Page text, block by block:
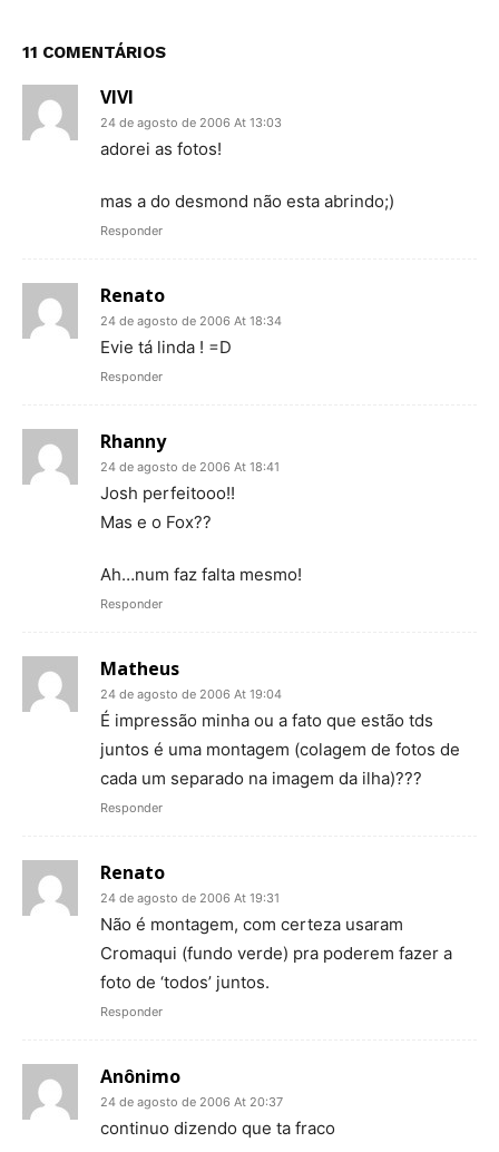
11 COMENTÁRIOS
VIVI
24 de agosto de 2006 At 13:03
adorei as fotos!
mas a do desmond não esta abrindo;)
Responder
Renato
24 de agosto de 2006 At 18:34
Evie tá linda ! =D
Responder
Rhanny
24 de agosto de 2006 At 18:41
Josh perfeitooo!!
Mas e o Fox??
Ah…num faz falta mesmo!
Responder
Matheus
24 de agosto de 2006 At 19:04
É impressão minha ou a fato que estão tds
juntos é uma montagem (colagem de fotos de
cada um separado na imagem da ilha)???
Responder
Renato
24 de agosto de 2006 At 19:31
Não é montagem, com certeza usaram
Cromaqui (fundo verde) pra poderem fazer a
foto de ‘todos’ juntos.
Responder
Anônimo
24 de agosto de 2006 At 20:37
continuo dizendo que ta fraco